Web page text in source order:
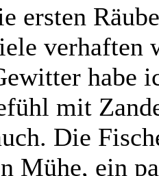
ersten
verhaften
habe
mit
Die
Mühe, ein